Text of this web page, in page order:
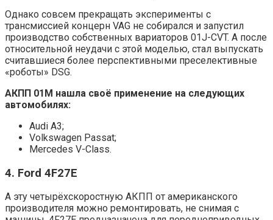
Однако совсем прекращать эксперименты с
трансмиссией концерн VAG не собирался и запустил
производство собственных вариаторов 01J-CVT. А после
относительной неудачи с этой моделью, стал выпускать
считавшиеся более перспективными преселективные
«роботы» DSG.
АКПП 01M нашла своё применение на следующих
автомобилях:
Audi A3;
Volkswagen Passat;
Mercedes V-Class.
4. Ford 4F27E
А эту четырёхскоростную АКПП от американского
производителя можно ремонтировать, не снимая с